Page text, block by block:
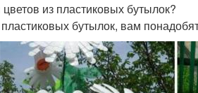
из пластиковых бутылок?
бутылок, вам